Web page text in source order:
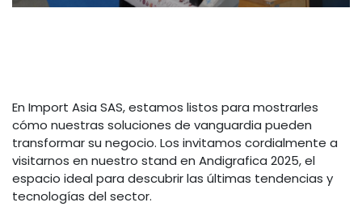
En Import Asia SAS, estamos listos para mostrarles
cómo nuestras soluciones de vanguardia pueden
transformar su negocio. Los invitamos cordialmente a
visitarnos en nuestro stand en Andigrafica 2025, el
espacio ideal para descubrir las últimas tendencias y
tecnologías del sector.